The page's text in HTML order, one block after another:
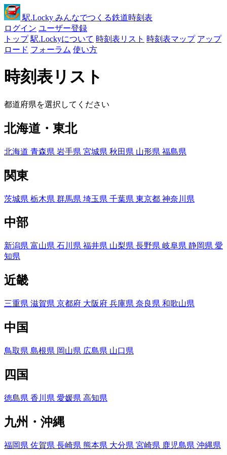
駅.Locky みんなでつくる鉄道時刻表
ログイン ユーザー登録
トップ 駅.Lockyについて 時刻表リスト 時刻表マップ アップ
ロード フォーラム 使い方
時刻表リスト
都道府県を選択してください
北海道・東北
北海道 青森県 岩手県 宮城県 秋田県 山形県 福島県
関東
茨城県 栃木県 群馬県 埼玉県 千葉県 東京都 神奈川県
中部
新潟県 富山県 石川県 福井県 山梨県 長野県 岐阜県 静岡県 愛
知県
近畿
三重県 滋賀県 京都府 大阪府 兵庫県 奈良県 和歌山県
中国
鳥取県 島根県 岡山県 広島県 山口県
四国
徳島県 香川県 愛媛県 高知県
九州・沖縄
福岡県 佐賀県 長崎県 熊本県 大分県 宮崎県 鹿児島県 沖縄県